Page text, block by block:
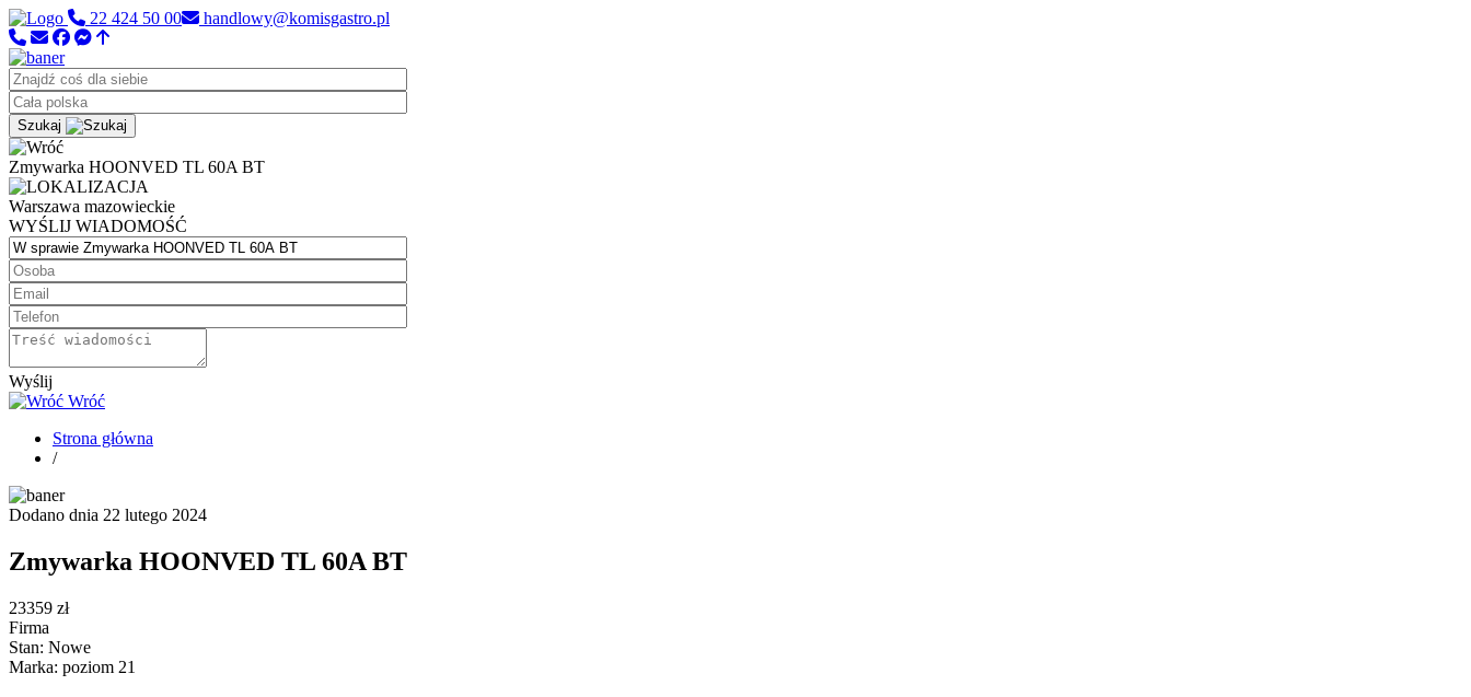
22 424 50 00 handlowy@komisgastro.pl
Szukaj
Zmywarka HOONVED TL 60A BT
Warszawa mazowieckie
WYŚLIJ WIADOMOŚĆ
Wyślij
Wróć
Strona główna
/
Dodano dnia 22 lutego 2024
Zmywarka HOONVED TL 60A BT
23359 zł
Firma
Stan: Nowe
Marka: poziom 21